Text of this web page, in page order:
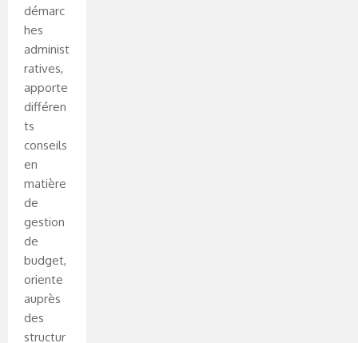
démarc
hes
administ
ratives,
apporte
différen
ts
conseils
en
matière
de
gestion
de
budget,
oriente
auprès
des
structur